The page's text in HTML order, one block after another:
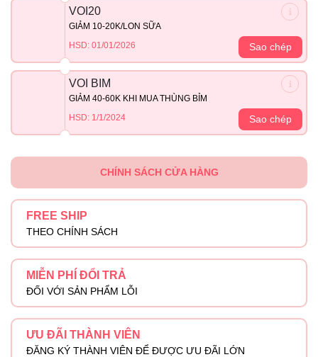
VOI20
GIẢM 10-20K/LON SỮA
HSD: 01/01/2026
Sao chép
VOI BIM
GIẢM 40-60K KHI MUA THÙNG BỈM
HSD: 1/1/2024
Sao chép
CHÍNH SÁCH CỬA HÀNG
FREE SHIP
THEO CHÍNH SÁCH
MIỄN PHÍ ĐỔI TRẢ
ĐỐI VỚI SẢN PHẨM LỖI
ƯU ĐÃI THÀNH VIÊN
ĐĂNG KÝ THÀNH VIÊN ĐỂ ĐƯỢC ƯU ĐÃI LỚN